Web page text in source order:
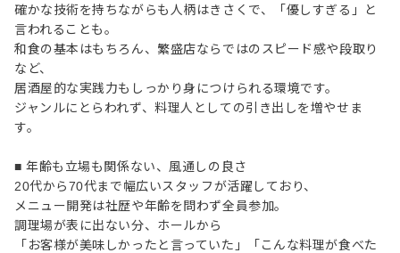
確かな技術を持ちながらも人柄はきさくで、「優しすぎる」と
言われることも。
和食の基本はもちろん、繁盛店ならではのスピード感や段取り
など、
居酒屋的な実践力もしっかり身につけられる環境です。
ジャンルにとらわれず、料理人としての引き出しを増やせま
す。
■ 年齢も立場も関係ない、風通しの良さ
20代から70代まで幅広いスタッフが活躍しており、
メニュー開発は社歴や年齢を問わず全員参加。
調理場が表に出ない分、ホールから
「お客様が美味しかったと言っていた」「こんな料理が食べた